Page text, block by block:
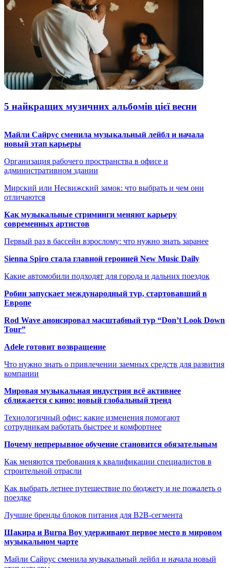
5 найкращих музичних альбомів цієї весни
Майли Сайрус сменила музыкальный лейбл и начала
новый этап карьеры
Организация рабочего пространства в офисе и
административном здании
Мирский или Несвижский замок: что выбрать и чем они
отличаются
Как музыкальные стриминги меняют карьеру
современных артистов
Первый раз в бассейн взрослому: что нужно знать заранее
Sienna Spiro стала главной героиней New Music Daily
Какие автомобили подходят для города и дальних поездок
Робин запускает международный тур, стартовавший в
Европе
Rod Wave анонсировал масштабный тур “Don’t Look Down
Tour”
Adele готовит возвращение
Что нужно знать о привлечении заемных средств для развития
компании
Мировая музыкальная индустрия всё активнее
сближается с кино: новый глобальный тренд
Технологичный офис: какие изменения помогают
сотрудникам работать быстрее и комфортнее
Почему непрерывное обучение становится обязательным
Как меняются требования к квалификации специалистов в
строительной отрасли
Как выбрать летнее путешествие по бюджету и не пожалеть о
поездке
Лучшие бренды блоков питания для B2B-сегмента
Шакира и Burna Boy удерживают первое место в мировом
музыкальном чарте
Майли Сайрус сменила музыкальный лейбл и начала новый